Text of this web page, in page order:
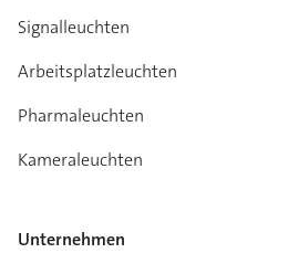
Signalleuchten
Arbeitsplatzleuchten
Pharmaleuchten
Kameraleuchten
Unternehmen